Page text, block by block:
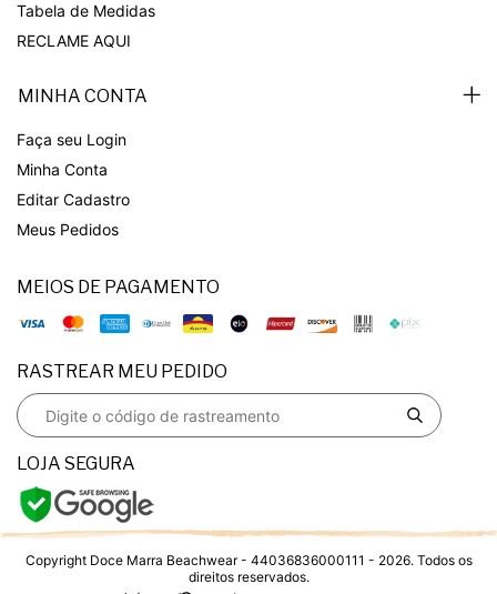
Tabela de Medidas
RECLAME AQUI
MINHA CONTA
Faça seu Login
Minha Conta
Editar Cadastro
Meus Pedidos
MEIOS DE PAGAMENTO
RASTREAR MEU PEDIDO
LOJA SEGURA
Copyright Doce Marra Beachwear - 44036836000111 - 2026. Todos os
direitos reservados.